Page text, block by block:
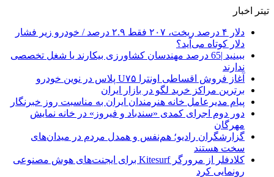
تیتر اخبار
دلار ۴ درصد ریخت، ۲۰۷ فقط ۲.۹ درصد / خودرو زیر فشار
دلار کوتاه می‌آید؟
ببینید |65 درصد مهندسان کشاورزی بیکارند یا شغل تخصصی
ندارند
آغاز فروش اقساطی اونترا U۷۵ پلاس در نوین خودرو
برترین مراکز خرید لگو در بازار ایران
پیام مدیرعامل خانه هنرمندان ایران به مناسبت روز خبرنگار
دور دوم اجرای کمدی «سندباد و فیروز» در خانه نمایش
مهرگان
گزارشگران رادیو؛ هم‌نفس و همدل مردم در میدان‌های
سخت هستند
کلادفلر از مرورگر Kitesurf برای ایجنت‌های هوش مصنوعی
رونمایی کرد